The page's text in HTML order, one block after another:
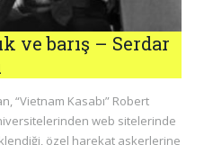
ve barış – Serdar
“Vietnam Kasabı” Robert
web sitelerinde
özel harekat askerlerine